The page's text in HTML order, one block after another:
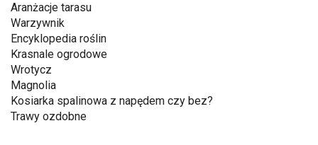
Aranżacje tarasu
Warzywnik
Encyklopedia roślin
Krasnale ogrodowe
Wrotycz
Magnolia
Kosiarka spalinowa z napędem czy bez?
Trawy ozdobne